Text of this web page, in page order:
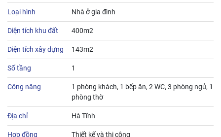
Loại hình Nhà ở gia đình
Diện tích khu đất 400m2
Diện tích xây dựng 143m2
Số tầng 1
Công năng
1 phòng khách, 1 bếp ăn, 2 WC, 3 phòng ngủ, 1
phòng thờ
Địa chỉ Hà Tĩnh
Hợp đồng Thiết kế và thi công